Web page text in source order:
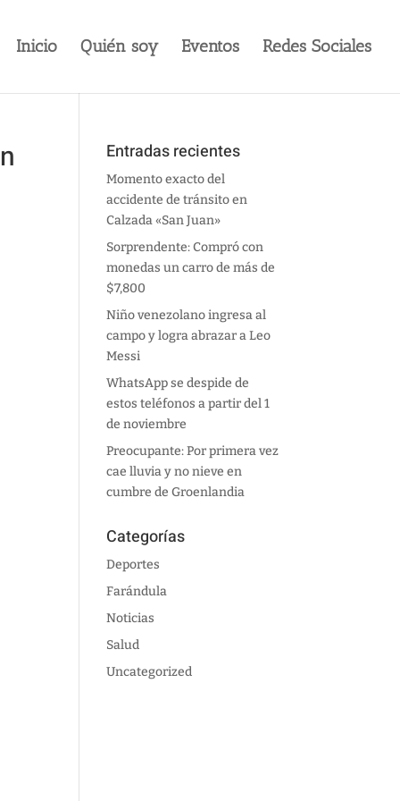
Inicio Quién soy Eventos Redes Sociales
Entradas recientes
Momento exacto del
accidente de tránsito en
Calzada «San Juan»
Sorprendente: Compró con
monedas un carro de más de
$7,800
Niño venezolano ingresa al
campo y logra abrazar a Leo
Messi
WhatsApp se despide de
estos teléfonos a partir del 1
de noviembre
Preocupante: Por primera vez
cae lluvia y no nieve en
cumbre de Groenlandia
Categorías
Deportes
Farándula
Noticias
Salud
Uncategorized